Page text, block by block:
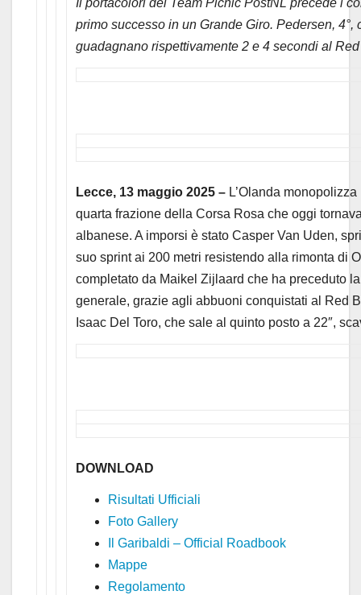
Il portacolori del Team Picnic PostNL precede i
primo successo in un Grande Giro. Pedersen,
guadagnano rispettivamente 2 e 4 secondi al
Lecce, 13 maggio 2025 –L’Olanda
quarta frazione della Corsa Rosa che oggi
albanese. A imporsi è stato Casper Van Uden,
suo sprint ai 200 metri resistendo alla rimonta di
completato da Maikel Zijlaard che ha preceduto
generale, grazie agli abbuoni conquistati al Red
Isaac Del Toro, che sale al quinto posto a 22″,
DOWNLOAD
Risultati Ufficiali
Foto Gallery
Il Garibaldi – Official Roadbook
Mappe
Regolamento